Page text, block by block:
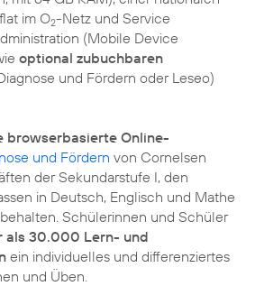
im O2-Netz und Service
(Mobile Device
optional zubuchbaren
und Fördern oder Leseo)
browserbasierte Online-
und Fördern von Cornelsen
der Sekundarstufe I, den
in Deutsch, Englisch und Mathe
Schülerinnen und Schüler
als 30.000 Lern- und
ein individuelles und differenziertes
und Üben.